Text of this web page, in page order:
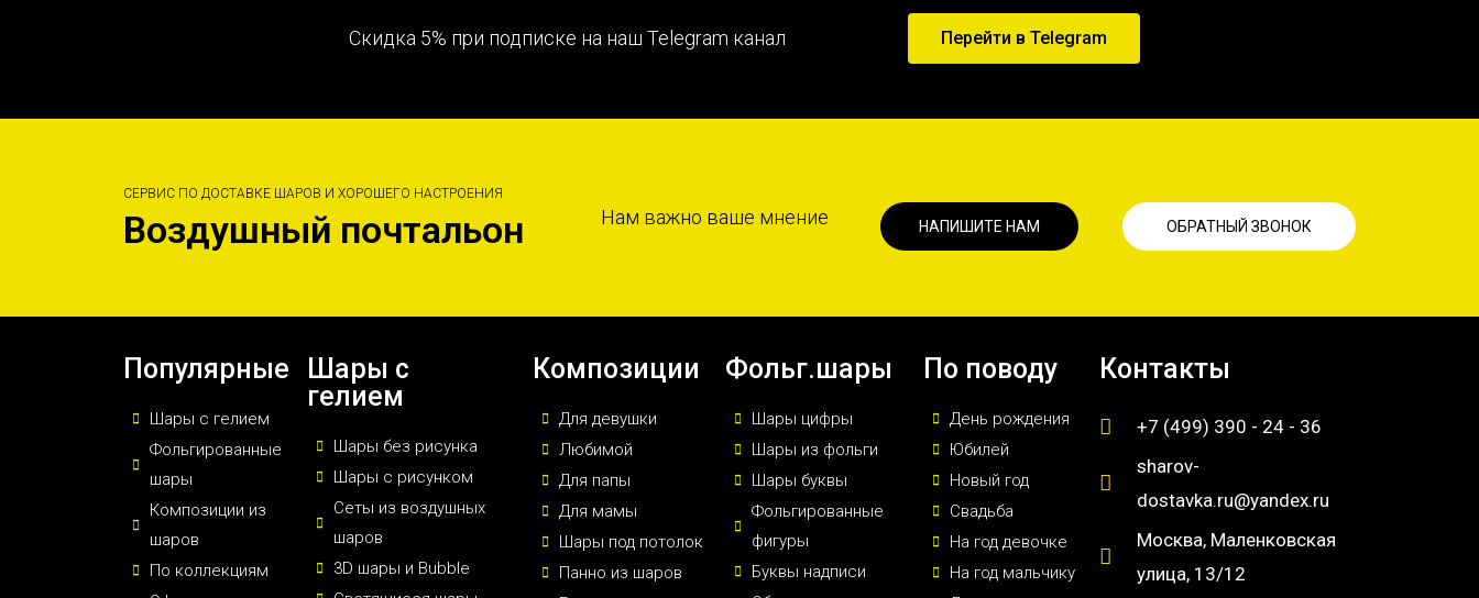
Скидка 5% при подписке на наш Telegram канал Перейти в Telegram
СЕРВИС ПО ДОСТАВКЕ ШАРОВ И ХОРОШЕГО НАСТРОЕНИЯ
Воздушный почтальон Нам важно ваше мнение НАПИШИТЕ НАМ ОБРАТНЫЙ ЗВОНОК
Популярные
Шары с гелием
Фольгированные
шары
Композиции из
шаров
По коллекциям
Шары с
гелием
Шары без рисунка
Шары с рисунком
Сеты из воздушных
шаров
3D шары и Bubble
Композиции
Для девушки
Любимой
Для папы
Для мамы
Шары под потолок
Панно из шаров
Фольг.шары
Шары цифры
Шары из фольги
Шары буквы
Фольгированные
фигуры
Буквы надписи
По поводу
День рождения
Юбилей
Новый год
Свадьба
На год девочке
На год мальчику
Контакты
+7 (499) 390 - 24 - 36
sharov-
dostavka.ru@yandex.ru
Москва, Маленковская
улица, 13/12